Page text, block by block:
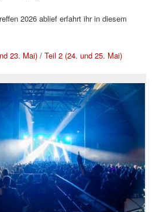
2026 ablief erfahrt ihr in diesem
23. Mai) /Teil 2 (24. und 25. Mai)